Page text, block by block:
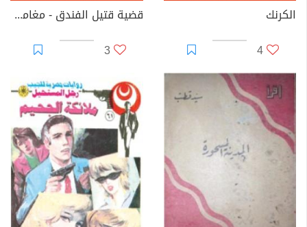
الكرنك
4
قضية قتيل الفندق - مغامرات ع×2
3